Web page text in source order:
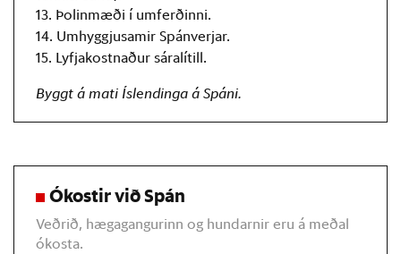
13. Þolinmæði í umferðinni.
14. Umhyggjusamir Spánverjar.
15. Lyfjakostnaður sáralítill.
Byggt á mati Íslendinga á Spáni.
Ókostir við Spán
Veðrið, hægagangurinn og hundarnir eru á meðal
ókosta.